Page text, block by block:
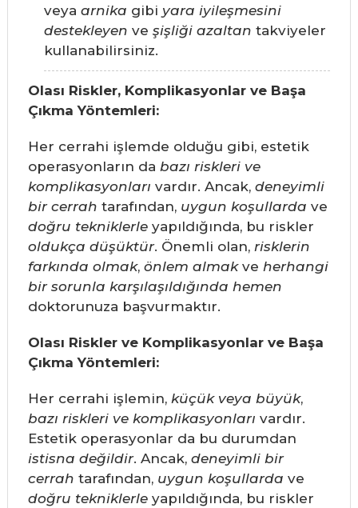
veya arnika gibi yara iyileşmesini
destekleyen ve şişliği azaltan takviyeler
kullanabilirsiniz.
Olası Riskler, Komplikasyonlar ve Başa
Çıkma Yöntemleri:
Her cerrahi işlemde olduğu gibi, estetik
operasyonların da bazı riskleri ve
komplikasyonları vardır. Ancak, deneyimli
bir cerrah tarafından, uygun koşullarda ve
doğru tekniklerleyapıldığında, bu riskler
oldukça düşüktür. Önemli olan, risklerin
farkında olmak, önlem almakve herhangi
bir sorunla karşılaşıldığında hemen
doktorunuza başvurmaktır.
Olası Riskler ve Komplikasyonlar ve Başa
Çıkma Yöntemleri:
Her cerrahi işlemin, küçük veya büyük,
bazı riskleri ve komplikasyonları vardır.
Estetik operasyonlar da bu durumdan
istisna değildir. Ancak, deneyimli bir
cerrah tarafından, uygun koşullarda ve
doğru tekniklerleyapıldığında, bu riskler